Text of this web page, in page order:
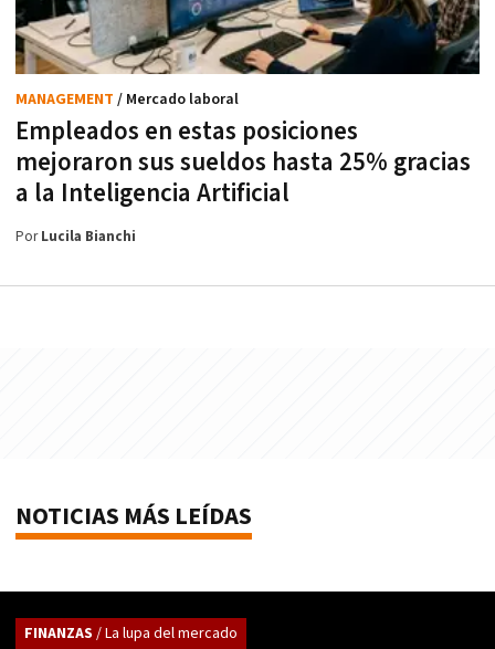
Empleados en estas posiciones
mejoraron sus sueldos hasta 25% gracias
a la Inteligencia Artificial
MANAGEMENT / Mercado laboral
PorLucila Bianchi
NOTICIAS MÁS LEÍDAS
FINANZAS / La lupa del mercado